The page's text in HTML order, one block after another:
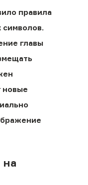
правила
символов.
главы
новые